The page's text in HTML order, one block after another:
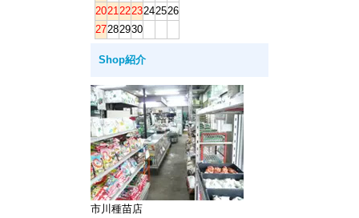
20212223242526
27282930
Shop紹介
市川種苗店